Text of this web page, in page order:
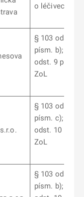
o léčivech
§ 103 odst. 7
písm. b);
odst. 9 písm.
ZoL
§ 103 odst. 9
písm. c); § 103
odst. 10 písm.
ZoL
§ 103 odst. 7
písm. b); § 103